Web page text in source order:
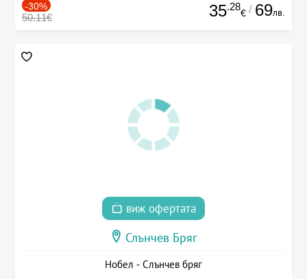
-30%
50.11€ 35.28
€ / 69лв.
виж офертата
Слънчев Бряг
Нобел - Слънчев бряг